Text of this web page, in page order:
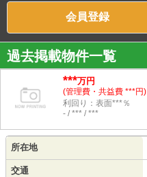
会員登録
過去掲載物件一覧
***万円
(管理費・共益費 ***円)
利回り：表面***％
- / *** / ***
所在地
交通